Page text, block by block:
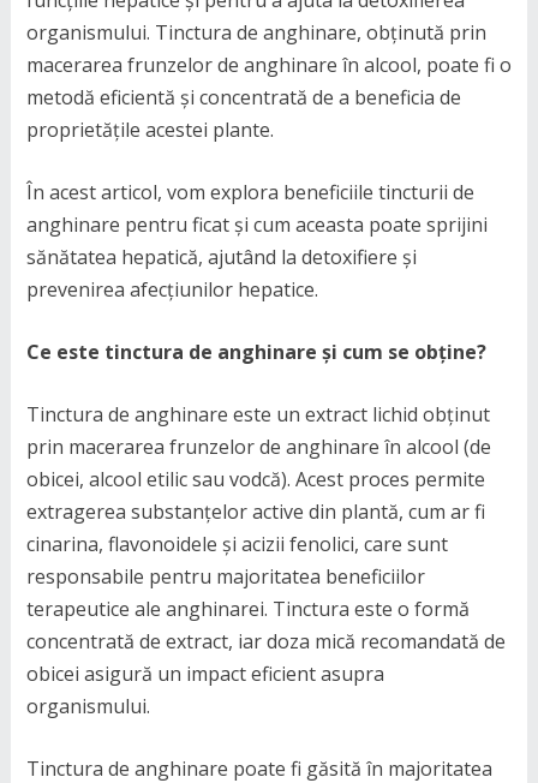
organismului. Tinctura de anghinare, obținută prin
macerarea frunzelor de anghinare în alcool, poate fi o
metodă eficientă și concentrată de a beneficia de
proprietățile acestei plante.
În acest articol, vom explora beneficiile tincturii de
anghinare pentru ficat și cum aceasta poate sprijini
sănătatea hepatică, ajutând la detoxifiere și
prevenirea afecțiunilor hepatice.
Ce este tinctura de anghinare și cum se obține?
Tinctura de anghinare este un extract lichid obținut
prin macerarea frunzelor de anghinare în alcool (de
obicei, alcool etilic sau vodcă). Acest proces permite
extragerea substanțelor active din plantă, cum ar fi
cinarina, flavonoidele și acizii fenolici, care sunt
responsabile pentru majoritatea beneficiilor
terapeutice ale anghinarei. Tinctura este o formă
concentrată de extract, iar doza mică recomandată de
obicei asigură un impact eficient asupra
organismului.
Tinctura de anghinare poate fi găsită în majoritatea